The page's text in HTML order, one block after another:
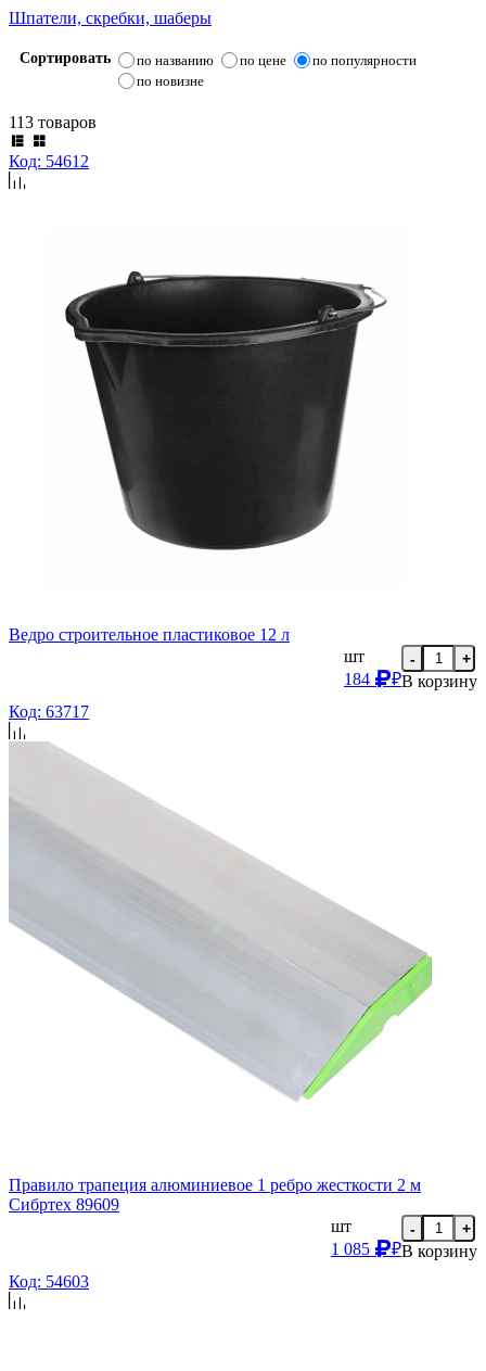
Шпатели, скребки, шаберы
Сортировать по названию по цене
по популярности
по новизне
113 товаров
Код: 54612
Ведро строительное пластиковое 12 л
шт
184
₽
- +
В корзину
Код: 63717
Правило трапеция алюминиевое 1 ребро жесткости 2 м
Сибртех 89609
шт
1 085
₽
- +
В корзину
Код: 54603